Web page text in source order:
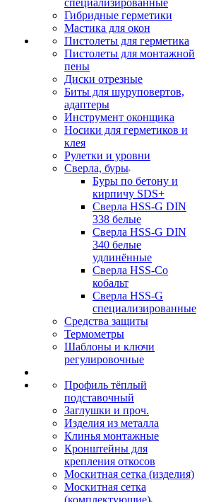
специализированные
Гибридные герметики
Мастика для окон
Пистолеты для герметика
Пистолеты для монтажной
пены
Диски отрезные
Биты для шуруповертов,
адаптеры
Инструмент оконщика
Носики для герметиков и
клея
Рулетки и уровни
Сверла, буры
Буры по бетону и
кирпичу SDS+
Сверла HSS-G DIN
338 белые
Сверла HSS-G DIN
340 белые
удлинённые
Сверла HSS-Co
кобальт
Сверла HSS-G
специализированные
Средства защиты
Термометры
Шаблоны и ключи
регулировочные
Профиль тёплый
подставочный
Заглушки и проч.
Изделия из металла
Клинья монтажные
Кронштейны для
крепления откосов
Москитная сетка (изделия)
Москитная сетка
(комплектующие)